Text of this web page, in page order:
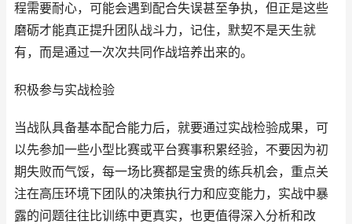
程需要耐心，可能会遇到配合失误甚至争执，但正是这些
磨砺才能真正提升团队战斗力，记住，默契不是天生就
有，而是通过一次次共同作战培养出来的。
积极参与实战检验
当战队具备基本配合能力后，就要通过实战检验成果，可
以先参加一些小型比赛或平台赛事积累经验，不要因为初
期失败而气馁，每一场比赛都是宝贵的练兵机会，重点关
注在高压环境下团队的决策执行力和应变能力，实战中暴
露的问题往往比训练中更真实，也更值得深入分析和改